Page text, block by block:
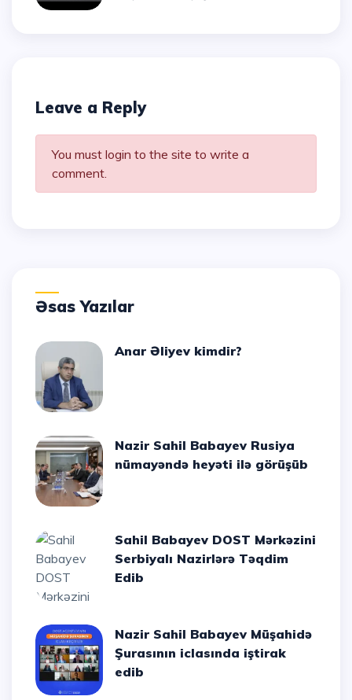
Leave a Reply
You must login to the site to write a
comment.
Əsas Yazılar
Anar Əliyev kimdir?
Nazir Sahil Babayev Rusiya
nümayəndə heyəti ilə görüşüb
Sahil Babayev DOST Mərkəzini
Serbiyalı Nazirlərə Təqdim
Edib
Nazir Sahil Babayev Müşahidə
Şurasının iclasında iştirak
edib